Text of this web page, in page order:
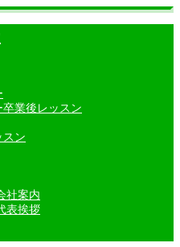
業後レッスン
スン
社案内
表挨拶